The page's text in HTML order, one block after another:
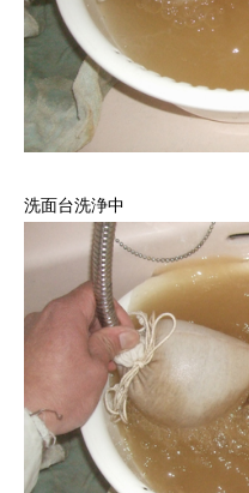
洗面台洗浄中